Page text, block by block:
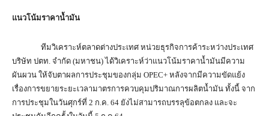
แนวโน้มราคาน้ำมัน
ทีมวิเคราะห์ตลาดต่างประเทศ หน่วยธุรกิจการค้าระหว่างประเทศ
บริษัท ปตท. จำกัด (มหาชน) ได้วิเคราะห์ว่าแนวโน้มราคาน้ำมันมีความ
ผันผวน ให้จับตาผลการประชุมของกลุ่ม OPEC+ หลังจากมีความขัดแย้ง
เรื่องการขยายระยะเวลามาตรการควบคุมปริมาณการผลิตน้ำมัน ทั้งนี้ จาก
การประชุมในวันศุกร์ที่ 2 ก.ค. 64 ยังไม่สามารถบรรลุข้อตกลง และจะ